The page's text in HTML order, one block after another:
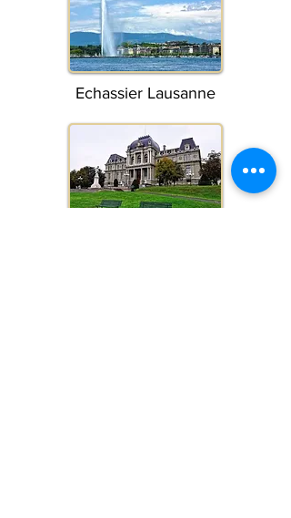
Echassier Lausanne